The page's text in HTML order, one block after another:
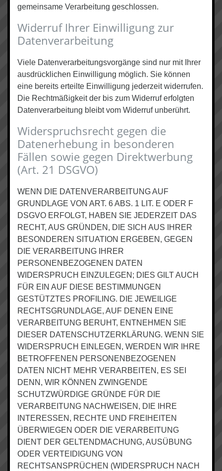
gemeinsame Verarbeitung geschlossen.
Widerruf Ihrer Einwilligung zur
Datenverarbeitung
Viele Datenverarbeitungsvorgänge sind nur mit Ihrer
ausdrücklichen Einwilligung möglich. Sie können
eine bereits erteilte Einwilligung jederzeit widerrufen.
Die Rechtmäßigkeit der bis zum Widerruf erfolgten
Datenverarbeitung bleibt vom Widerruf unberührt.
Widerspruchsrecht gegen die
Datenerhebung in besonderen
Fällen sowie gegen Direktwerbung
(Art. 21 DSGVO)
WENN DIE DATENVERARBEITUNG AUF
GRUNDLAGE VON ART. 6 ABS. 1 LIT. E ODER F
DSGVO ERFOLGT, HABEN SIE JEDERZEIT DAS
RECHT, AUS GRÜNDEN, DIE SICH AUS IHRER
BESONDEREN SITUATION ERGEBEN, GEGEN
DIE VERARBEITUNG IHRER
PERSONENBEZOGENEN DATEN
WIDERSPRUCH EINZULEGEN; DIES GILT AUCH
FÜR EIN AUF DIESE BESTIMMUNGEN
GESTÜTZTES PROFILING. DIE JEWEILIGE
RECHTSGRUNDLAGE, AUF DENEN EINE
VERARBEITUNG BERUHT, ENTNEHMEN SIE
DIESER DATENSCHUTZERKLÄRUNG. WENN SIE
WIDERSPRUCH EINLEGEN, WERDEN WIR IHRE
BETROFFENEN PERSONENBEZOGENEN
DATEN NICHT MEHR VERARBEITEN, ES SEI
DENN, WIR KÖNNEN ZWINGENDE
SCHUTZWÜRDIGE GRÜNDE FÜR DIE
VERARBEITUNG NACHWEISEN, DIE IHRE
INTERESSEN, RECHTE UND FREIHEITEN
ÜBERWIEGEN ODER DIE VERARBEITUNG
DIENT DER GELTENDMACHUNG, AUSÜBUNG
ODER VERTEIDIGUNG VON
RECHTSANSPRÜCHEN (WIDERSPRUCH NACH